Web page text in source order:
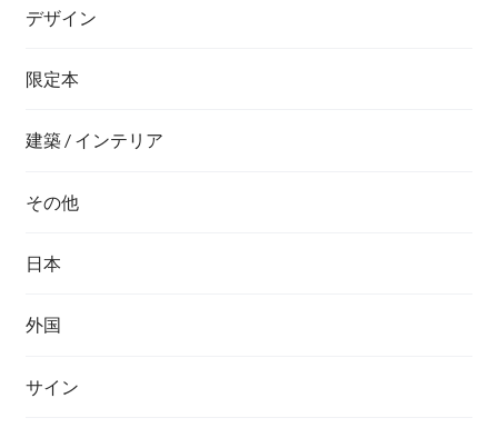
デザイン
限定本
建築 / インテリア
その他
日本
外国
サイン